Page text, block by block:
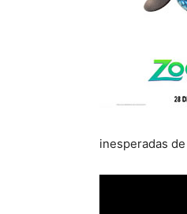
inesperadas